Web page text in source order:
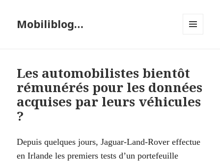
Mobiliblog…
Les automobilistes bientôt
rémunérés pour les données
acquises par leurs véhicules
?
Depuis quelques jours, Jaguar-Land-Rover effectue
en Irlande les premiers tests d’un portefeuille